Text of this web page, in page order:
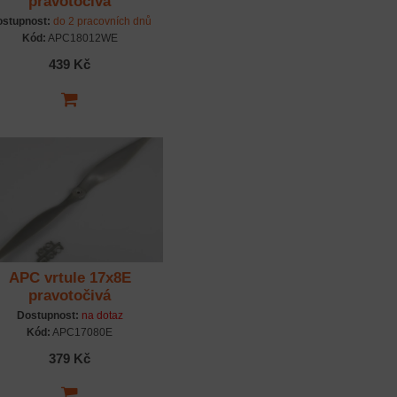
do 2 pracovních dnů
Kód: APC18012WE
439 Kč
APC vrtule 17x8E
pravotočivá
Dostupnost: na dotaz
Kód: APC17080E
379 Kč